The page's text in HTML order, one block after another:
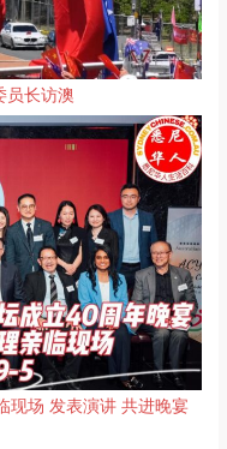
员长访澳
现场 发表演讲 共进晚宴